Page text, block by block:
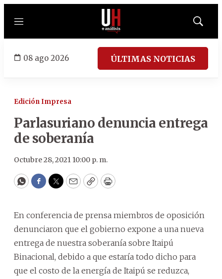
Menú
Mostrar
08 ago 2026 ÚLTIMAS NOTICIAS
Edición Impresa
Parlasuriano denuncia entrega
de soberanía
Octubre 28, 2021 10:00 p. m.
WhatsApp
Facebook
Twitter
EmailCopyPrint
En conferencia de prensa miembros de oposición
denunciaron que el gobierno expone a una nueva
entrega de nuestra soberanía sobre Itaipú
Binacional, debido a que estaría todo dicho para
que el costo de la energía de Itaipú se reduzca,